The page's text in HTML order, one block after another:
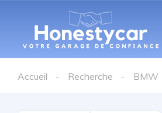
Accueil Recherche BMW